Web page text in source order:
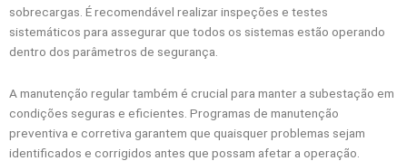
sobrecargas. É recomendável realizar inspeções e testes
sistemáticos para assegurar que todos os sistemas estão operando
dentro dos parâmetros de segurança.
A manutenção regular também é crucial para manter a subestação em
condições seguras e eficientes. Programas de manutenção
preventiva e corretiva garantem que quaisquer problemas sejam
identificados e corrigidos antes que possam afetar a operação.